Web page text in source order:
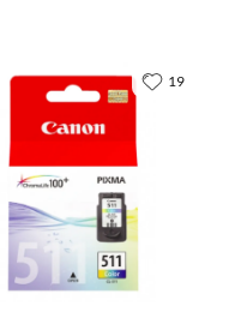
19